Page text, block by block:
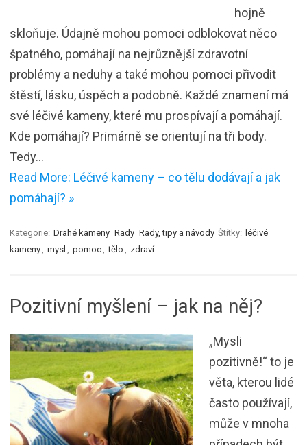
hojně
skloňuje. Údajně mohou pomoci odblokovat něco
špatného, pomáhají na nejrůznější zdravotní
problémy a neduhy a také mohou pomoci přivodit
štěstí, lásku, úspěch a podobně. Každé znamení má
své léčivé kameny, které mu prospívají a pomáhají.
Kde pomáhají? Primárně se orientují na tři body.
Tedy…
Read More: Léčivé kameny – co tělu dodávají a jak
pomáhají? »
Kategorie: Drahé kameny Rady Rady, tipy a návody Štítky: léčivé
kameny
mysl pomoc tělo zdraví
Pozitivní myšlení – jak na něj?
„Mysli
pozitivně!“ to je
věta, kterou lidé
často používají,
může v mnoha